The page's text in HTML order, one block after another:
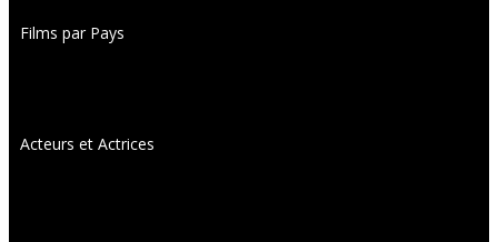
Films par Pays
Acteurs et Actrices